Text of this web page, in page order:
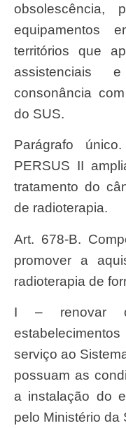
obsolescência,
equipamentos
territórios que
assistenciais
consonância
do SUS.
Parágrafo único. É objetivo primordial do
PERSUS II
tratamento do
de radioterapia.
Art. 678-B. Compete ao Ministério da Saúde
promover a
radioterapia de
I – renovar o parque instalado em
serviço ao
possuam as
a instalação do
pelo Ministério da